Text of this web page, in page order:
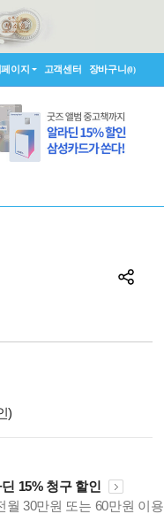
이지 고객센터 장바구니(0)
)
15% 청구 할인
월 30만원 또는 60만원 이용